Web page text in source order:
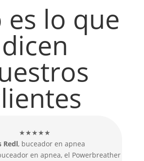
es lo que
dicen
en apnea, el Powerbreather
★★★★★
Redl, buceador en apnea